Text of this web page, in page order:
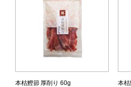
本枯鰹節 厚削り 60g
本